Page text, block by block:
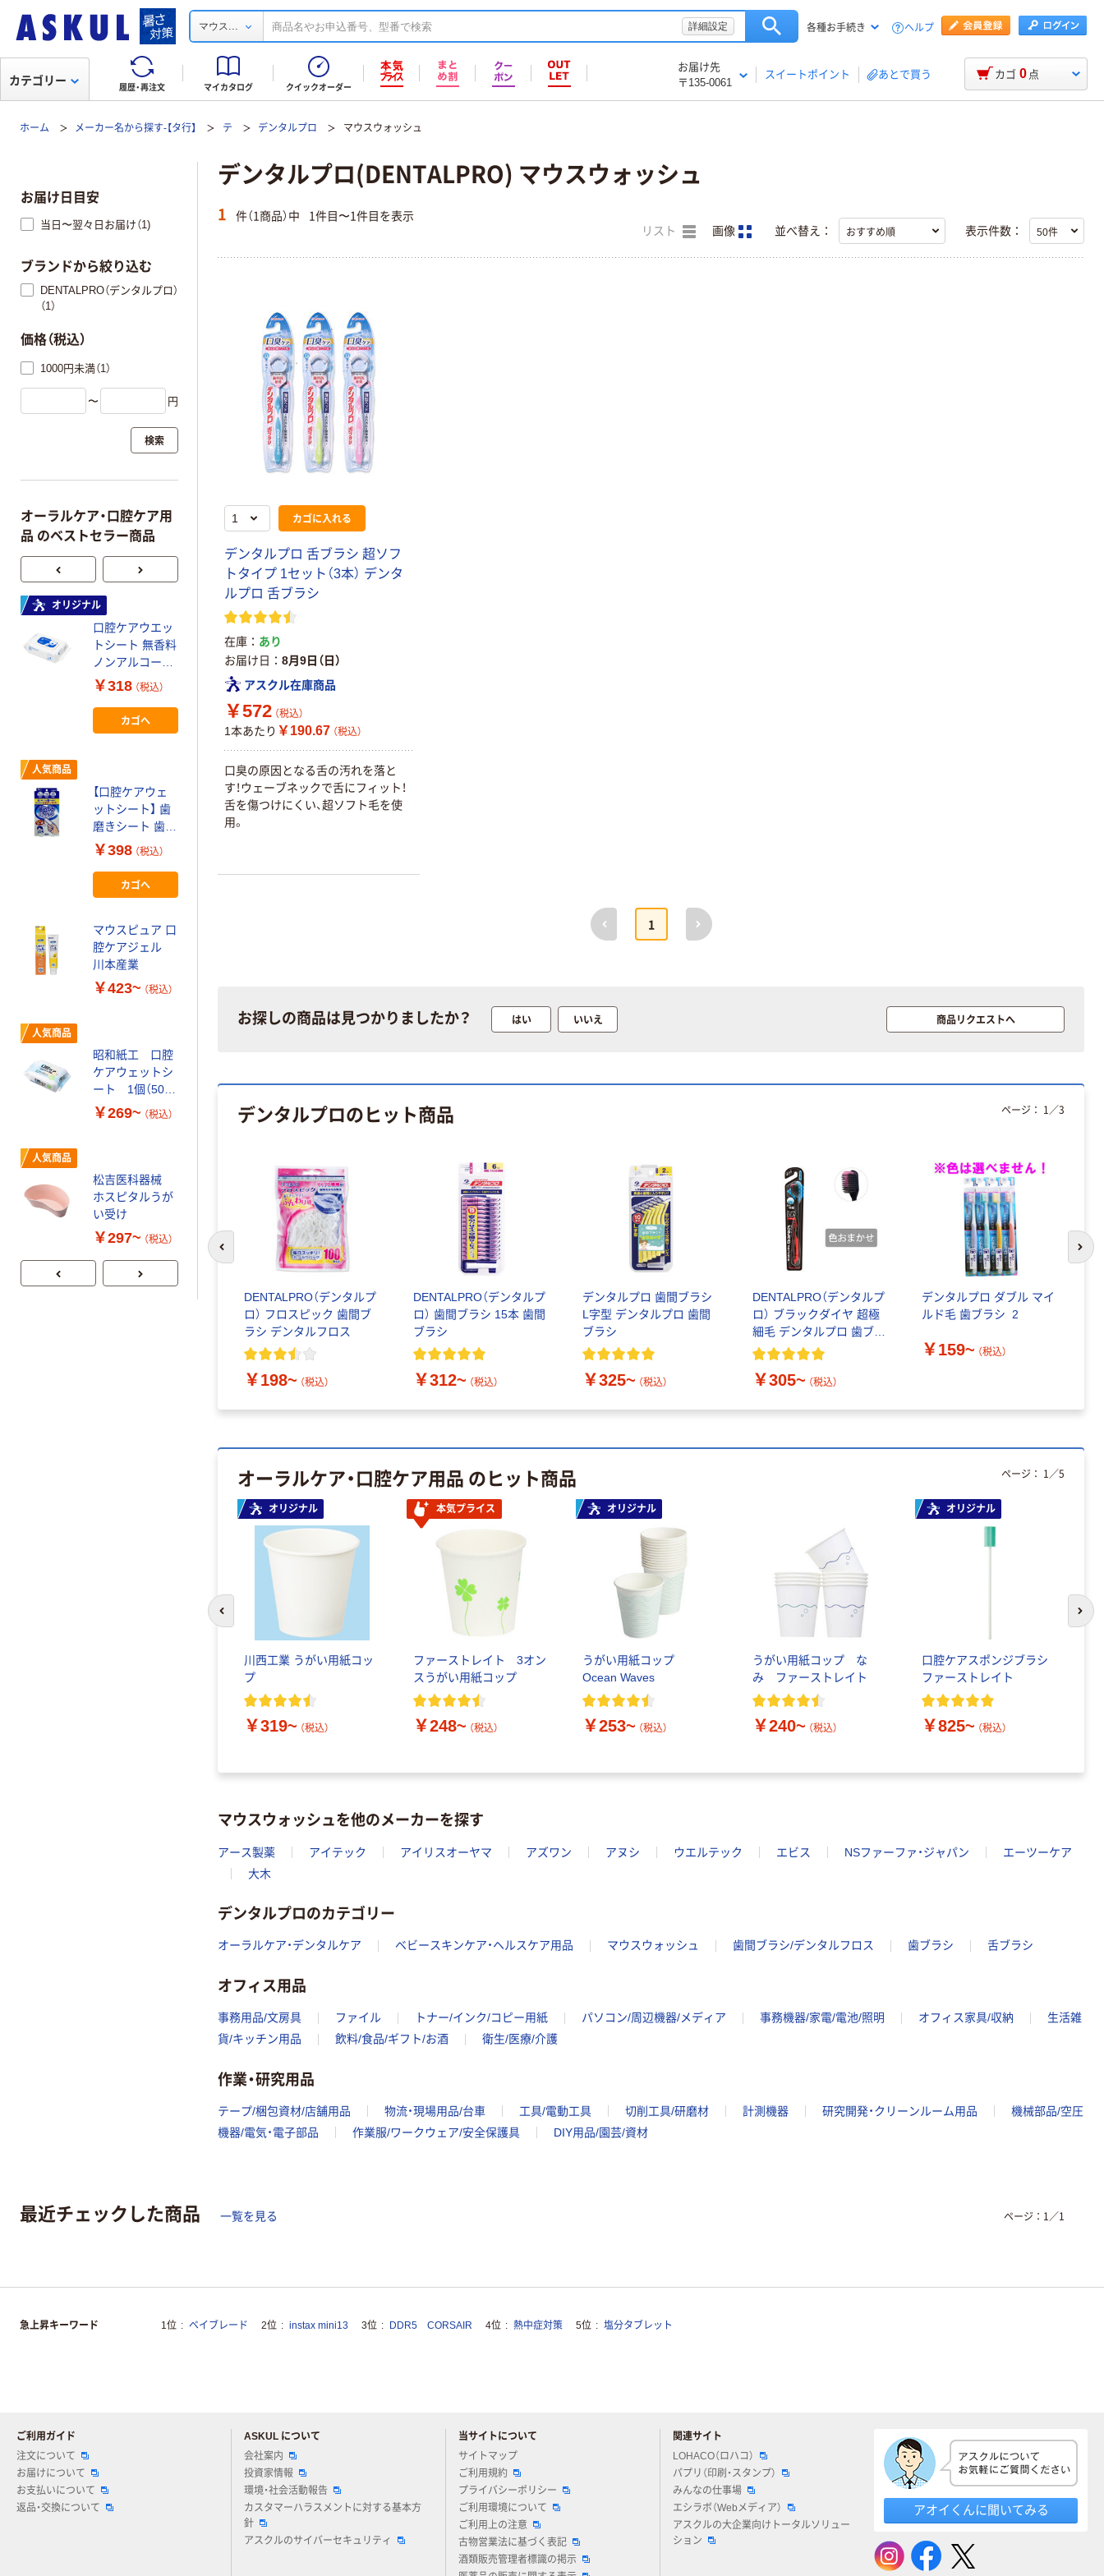
マウス... 詳細設定 各種お手続き ヘルプ
履歴・再注文 マイカタログ クイックオーダー
お届け先
〒135-0061
スイートポイント あとで買う
カテゴリー カゴ 0 点
ホーム メーカー名から探す-【タ行】 テ デンタルプロ マウスウォッシュ
デンタルプロ(DENTALPRO) マウスウォッシュ
1 件（1商品）中 1件目〜1件目を表示
リスト 画像 並べ替え： 表示件数：
カゴに入れる
デンタルプロ 舌ブラシ 超ソフ
トタイプ 1セット（3本） デンタ
ルプロ 舌ブラシ
在庫
あり
お届け日
8月9日（日）
アスクル在庫商品
￥572 （税込）
1本あたり ￥190.67 （税込）
口臭の原因となる舌の汚れを落と
す！ウェーブネックで舌にフィット！
舌を傷つけにくい、超ソフト毛を使
用。
前へ
1
次へ
お探しの商品は見つかりましたか？ はい いいえ 商品リクエストへ
デンタルプロのヒット商品
DENTALPRO（デンタルプ
DENTALPRO（デンタルプ
ロ） フロスピック 歯間ブ
ラシ デンタルフロス
￥198~ （税込）
DENTALPRO（デンタルプ
ロ） 歯間ブラシ 15本 歯間
ブラシ
￥312~ （税込）
デンタルプロ 歯間ブラシ
L字型 デンタルプロ 歯間
ブラシ
￥325~ （税込）
DENTALPRO（デンタルプ
ロ） ブラックダイヤ 超極
細毛 デンタルプロ 歯ブラ
シ
￥305~ （税込）
デンタルプロ ダブル マイ
ルド毛 歯ブラシ_2
￥159~ （税込）
ページ： 1 ／3
前のスライドへ 次
オーラルケア・口腔ケア用品 のヒット商品
オリジナル
川西工業 うがい用紙コッ
プ
￥319~ （税込）
本気プライス
ファーストレイト 3オン
スうがい用紙コップ
￥248~ （税込）
オリジナル
うがい用紙コップ
Ocean Waves
￥253~ （税込）
うがい用紙コップ な
み ファーストレイト
￥240~ （税込）
オリジナル
口腔ケアスポンジブラシ
ファーストレイト
￥825~ （税込）
ページ： 1 ／5
前のスライドへ 次
マウスウォッシュを他のメーカーを探す
アース製薬 アイテック アイリスオーヤマ アズワン アヌシ ウエルテック エビス NSファーファ・ジャパン
エーツーケア
大木
デンタルプロのカテゴリー
オーラルケア・デンタルケア ベビースキンケア・ヘルスケア用品 マウスウォッシュ 歯間ブラシ/デンタルフロス 歯ブラシ 舌ブラシ
オフィス用品
事務用品/文房具 ファイル トナー/インク/コピー用紙 パソコン/周辺機器/メディア 事務機器/家電/電池/照明 オフィス家具/収納
生活雑
貨/キッチン用品
飲料/食品/ギフト/お酒 衛生/医療/介護
作業・研究用品
テープ/梱包資材/店舗用品 物流・現場用品/台車 工具/電動工具 切削工具/研磨材 計測機器 研究開発・クリーンルーム用品
機械部品/空圧
機器/電気・電子部品
作業服/ワークウェア/安全保護具 DIY用品/園芸/資材
お届け日目安
当日〜翌々日お届け（1)
ブランドから絞り込む
DENTALPRO（デンタルプロ）
（1）
価格（税込）
1000円未満（1）
〜 円
検索
オーラルケア・口腔ケア用
品 のベストセラー商品
オリジナル
口腔ケアウエッ
トシート 無香料
ノンアルコール
ふた付 厚手 80
枚入 1個 歯みが
きティッシュ ポ
ップアップ 介護
￥318 （税込）
カゴへ
人気商品
【口腔ケアウェ
ットシート】 歯
磨きシート 歯み
がき指サック 水
個包装 指サック
型 防災 介護 1個
￥398 （税込）
カゴへ
マウスピュア 口
腔ケアジェル
川本産業
￥423~ （税込）
人気商品
昭和紙工 口腔
ケアウェットシ
ート 1個（50枚
入）
￥269~ （税込）
人気商品
松吉医科器械
ホスピタルうが
い受け
￥297~ （税込）
伊藤忠リーテイ
ルリンク うが
い用紙コップ
3オンス
￥330~ （税込）
人気商品
ライオンケミカ
ル ニオイとる！
酵素入り入れ歯
洗浄剤 1箱
￥578~ （税込）
人気商品
ート 1個（50枚
入）
￥269~
松吉医科器械
ホスピタルうが
い受け
￥297~ （税込）
最近チェックした商品 一覧を見る ページ： 1 ／1
急上昇キーワード 1位 ベイブレード 2位 instax mini13 3位 DDR5 CORSAIR 4位 熱中症対策 5位 塩分タブレット
ご利用ガイド
注文について
お届けについて
お支払いについて
返品・交換について
ASKUL について
会社案内
投資家情報
環境・社会活動報告
カスタマーハラスメントに対する基本方
針
アスクルのサイバーセキュリティ
当サイトについて
サイトマップ
ご利用規約
プライバシーポリシー
ご利用環境について
ご利用上の注意
古物営業法に基づく表記
酒類販売管理者標識の掲示
関連サイト
LOHACO（ロハコ）
パプリ（印刷・スタンプ）
みんなの仕事場
エシラボ（Webメディア）
アスクルの大企業向けトータルソリュー
ション
アオイくんに聞いてみる